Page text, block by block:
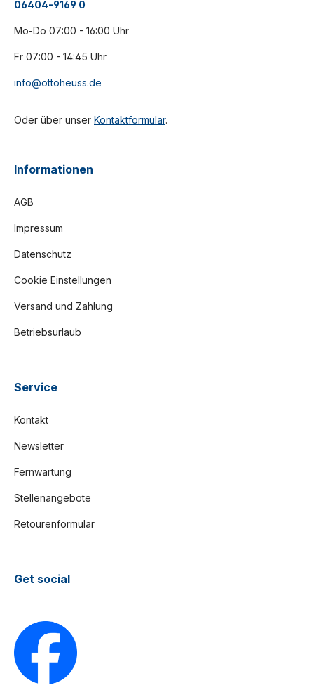
06404-9169 0
Mo-Do 07:00 - 16:00 Uhr
Fr 07:00 - 14:45 Uhr
info@ottoheuss.de
Oder über unser Kontaktformular.
Informationen
AGB
Impressum
Datenschutz
Cookie Einstellungen
Versand und Zahlung
Betriebsurlaub
Service
Kontakt
Newsletter
Fernwartung
Stellenangebote
Retourenformular
Get social